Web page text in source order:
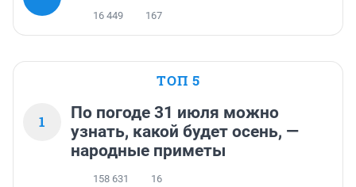
16 449 167
ТОП 5
1
По погоде 31 июля можно
узнать, какой будет осень, —
народные приметы
158 631 16